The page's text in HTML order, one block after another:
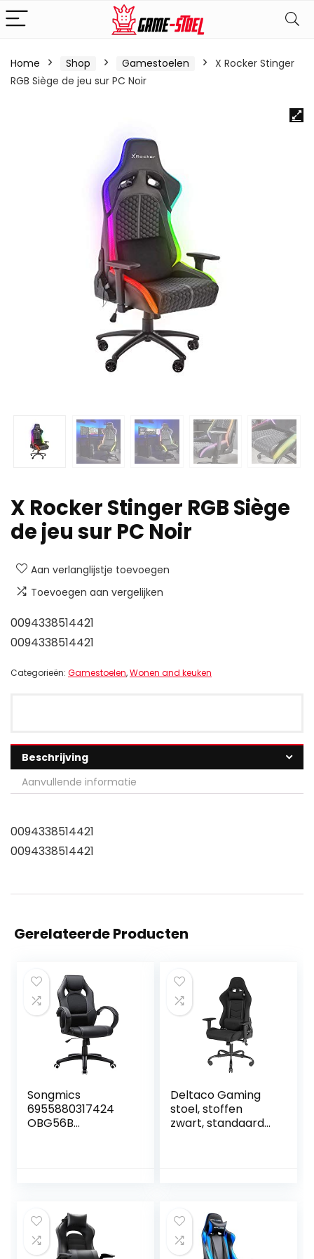
Home Shop Gamestoelen
X Rocker Stinger
RGB Siège de jeu sur PC Noir
X Rocker Stinger RGB Siège
de jeu sur PC Noir
Aan verlanglijstje toevoegen
Toevoegen aan vergelijken
0094338514421
0094338514421
Categorieën: Gamestoelen,Wonen and keuken
Beschrijving
Aanvullende informatie
0094338514421
0094338514421
Gerelateerde Producten
Songmics
6955880317424
OBG56B
Deltaco Gaming
stoel, stoffen
zwart, standaard